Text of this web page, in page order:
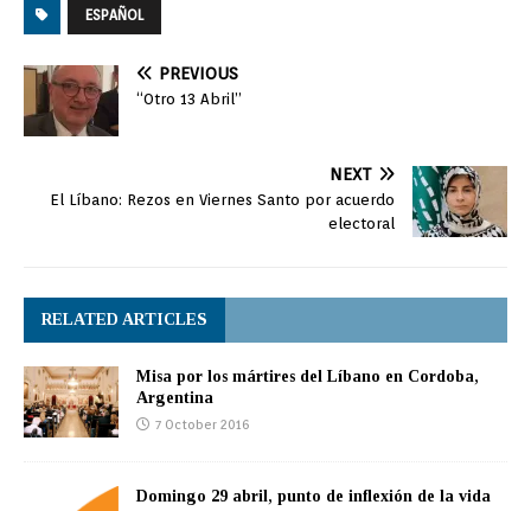
ESPAÑOL
PREVIOUS
“Otro 13 Abril”
NEXT
El Líbano: Rezos en Viernes Santo por acuerdo
electoral
RELATED ARTICLES
Misa por los mártires del Líbano en Cordoba,
Argentina
7 October 2016
Domingo 29 abril, punto de inflexión de la vida